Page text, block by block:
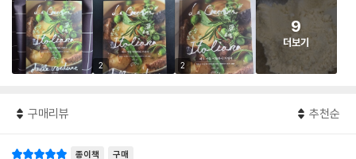
2 2
9
더보기
구매리뷰 추천순
종이책 구매